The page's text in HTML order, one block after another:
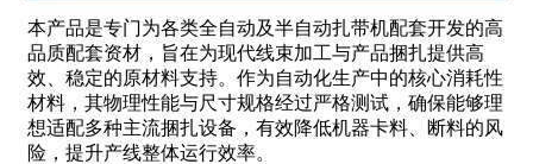
本产品是专门为各类全自动及半自动扎带机配套开发的高
品质配套资材，旨在为现代线束加工与产品捆扎提供高
效、稳定的原材料支持。作为自动化生产中的核心消耗性
材料，其物理性能与尺寸规格经过严格测试，确保能够理
想适配多种主流捆扎设备，有效降低机器卡料、断料的风
险，提升产线整体运行效率。